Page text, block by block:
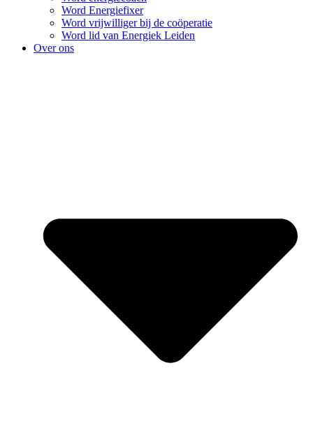
Word Energiefixer
Word vrijwilliger bij de coöperatie
Word lid van Energiek Leiden
Over ons